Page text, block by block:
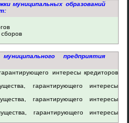
муниципальных образований
предприятия
интересы кредиторов
гарантирующего интересы
гарантирующего интересы
гарантирующего интересы